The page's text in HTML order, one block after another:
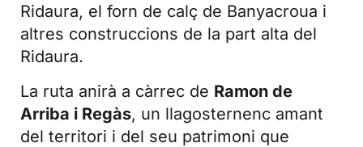
Ridaura, el forn de calç de Banyacroua i
altres construccions de la part alta del
Ridaura.
La ruta anirà a càrrec de Ramon de
Arriba i Regàs, un llagosternenc amant
del territori i del seu patrimoni que